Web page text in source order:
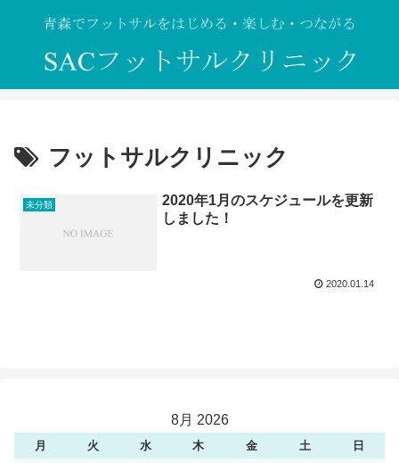
フットサルクリニック
未分類
2020年1月のスケジュールを更新
しました！
2020.01.14
8月 2026
月 火 水 木 金 土
日